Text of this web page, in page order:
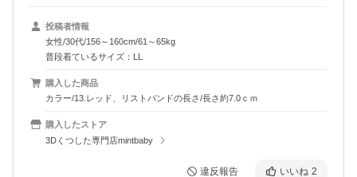
投稿者情報
女性/30代/156～160cm/61～65kg
普段着ているサイズ：LL
購入した商品
カラー/13.レッド、リストバンドの長さ/長さ約7.0ｃｍ
購入したストア
3Dくつした専門店mintbaby
違反報告 いいね 2